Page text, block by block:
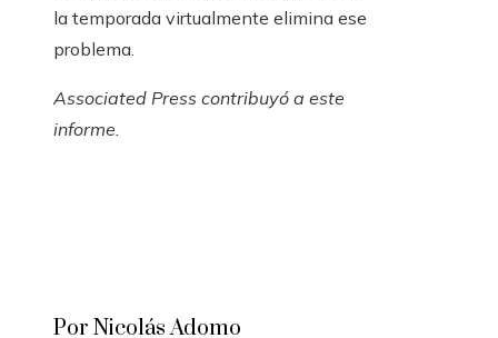
la temporada virtualmente elimina ese
problema.
Associated Press contribuyó a este
informe.
Por Nicolás Adomo